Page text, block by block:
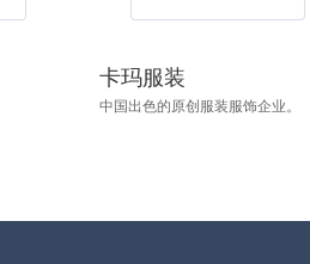
卡玛服装
中国出色的原创服装服饰企业。